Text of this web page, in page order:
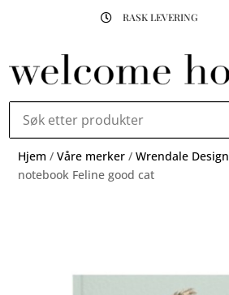
 RASK LEVERING
Hjem /Våre merker /Wrendale Design
notebook Feline good cat